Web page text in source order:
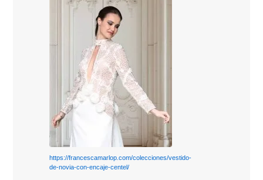
https://francescamarlop.com/colecciones/vestido-
de-novia-con-encaje-centel/